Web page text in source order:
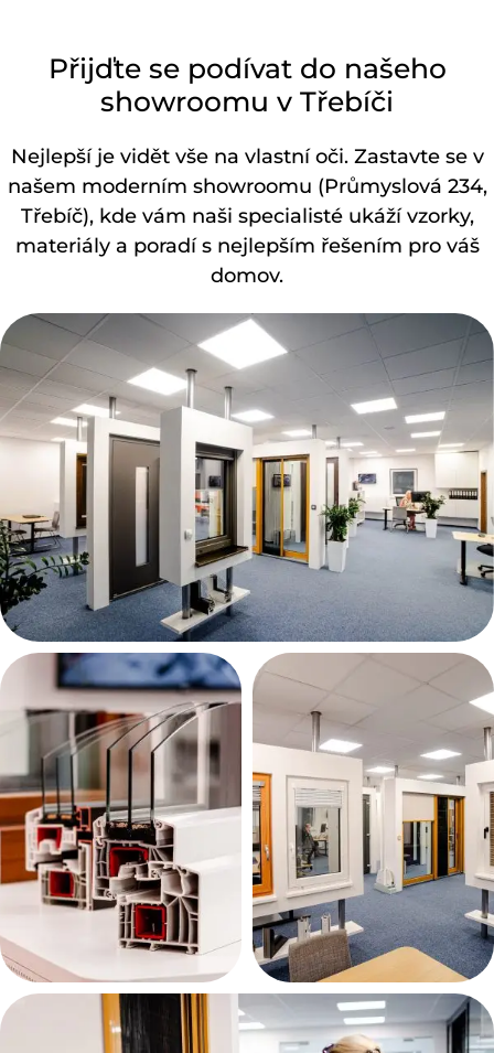
Přijďte se podívat do našeho
showroomu v Třebíči
Nejlepší je vidět vše na vlastní oči. Zastavte se v
našem moderním showroomu (Průmyslová 234,
Třebíč), kde vám naši specialisté ukáží vzorky,
materiály a poradí s nejlepším řešením pro váš
domov.